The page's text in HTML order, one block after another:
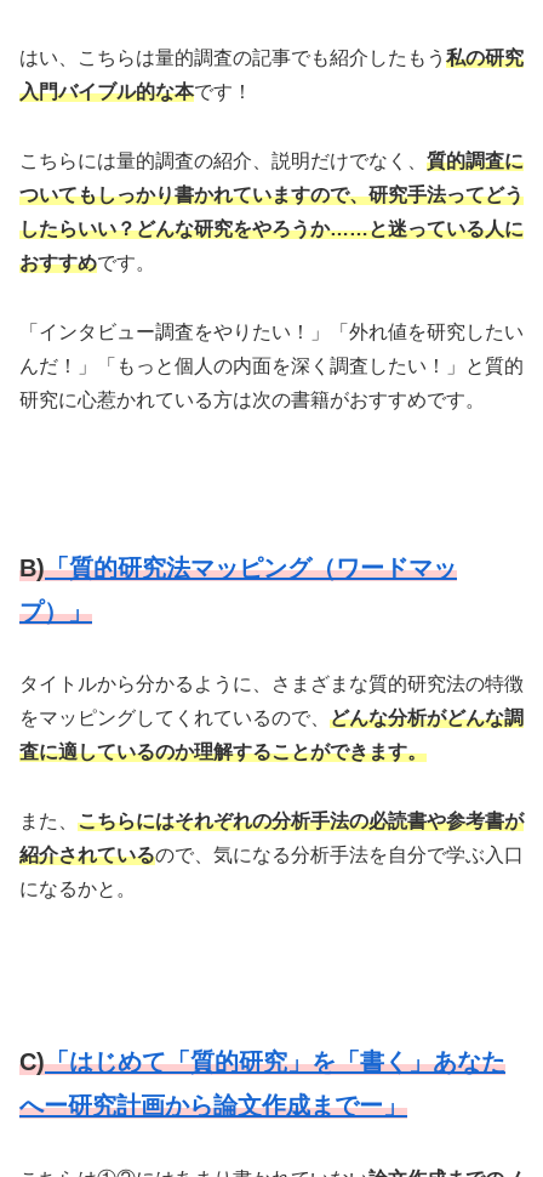
はい、こちらは量的調査の記事でも紹介したもう 私の研究
入門バイブル的な本です！
こちらには量的調査の紹介、説明だけでなく、 質的調査に
ついてもしっかり書かれていますので、研究手法ってどう
したらいい？どんな研究をやろうか……と迷っている人に
おすすめです。
「インタビュー調査をやりたい！」「外れ値を研究したい
んだ！」「もっと個人の内面を深く調査したい！」と質的
研究に心惹かれている方は次の書籍がおすすめです。
B)「質的研究法マッピング（ワードマッ
プ）」
タイトルから分かるように、さまざまな質的研究法の特徴
をマッピングしてくれているので、 どんな分析がどんな調
査に適しているのか理解することができます。
また、 こちらにはそれぞれの分析手法の必読書や参考書が
紹介されているので、気になる分析手法を自分で学ぶ入口
になるかと。
C)「はじめて「質的研究」を「書く」あなた
へー研究計画から論文作成までー」